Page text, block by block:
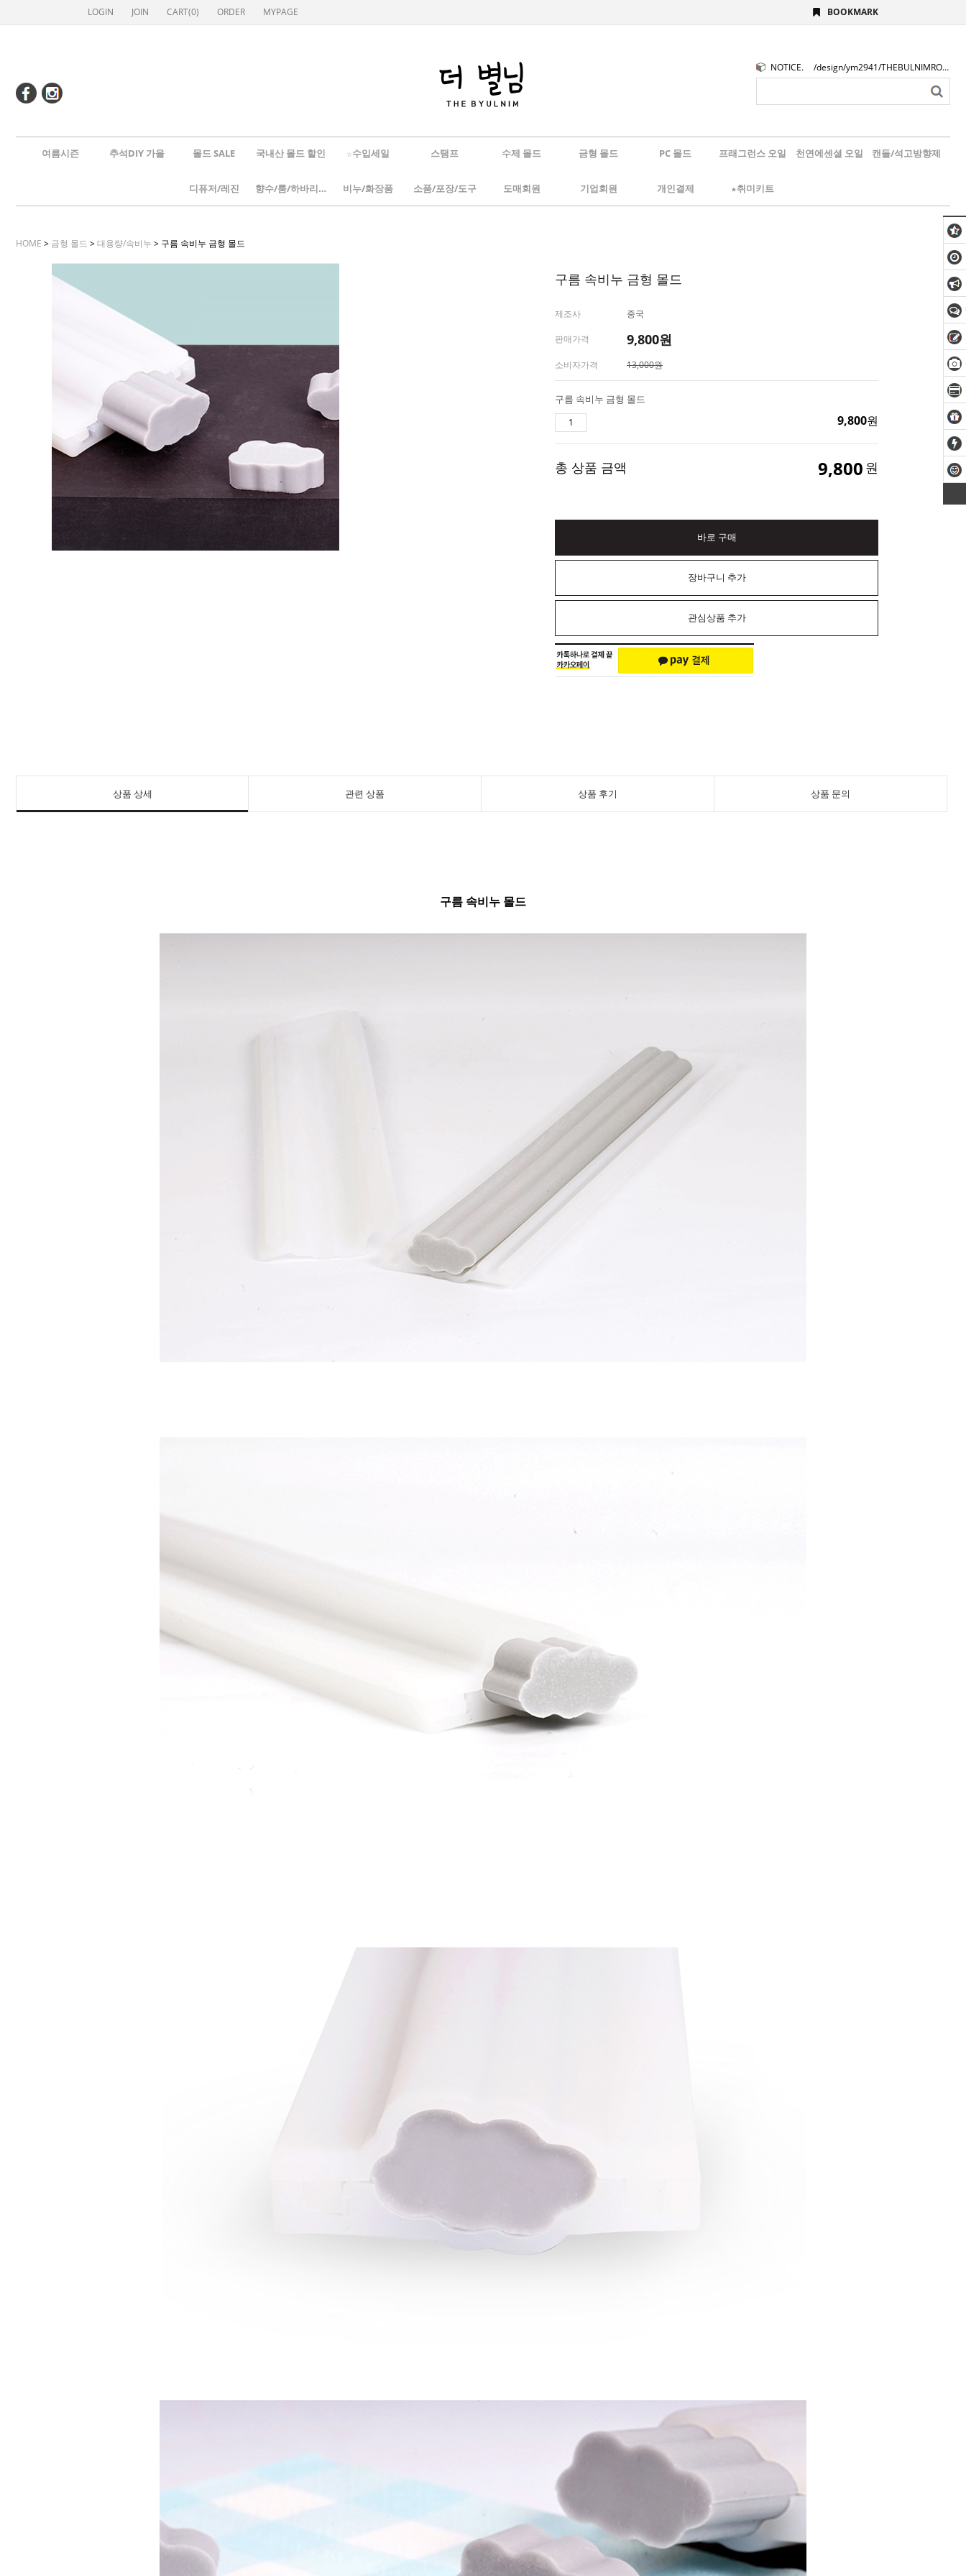
LOGIN JOIN CART(0) ORDER MYPAGE BOOKMARK
NOTICE. /design/ym2941/THEBULNIMROGO.png
여름시즌 추석DIY 가을 몰드 SALE 국내산 몰드 할인 ☆수입세일 스탬프 수제 몰드 금형 몰드 PC 몰드 프래그런스 오일 천연에센셜 오일 캔들/석고방향제
디퓨저/레진 향수/룸/하바리움 비누/화장품 소품/포장/도구 도매회원 기업회원 개인결제 ★취미키트
HOME > 금형 몰드 >대용량/속비누 > 구름 속비누 금형 몰드
구름 속비누 금형 몰드
제조사 중국
판매가격 9,800원
소비자가격 13,000원
구름 속비누 금형 몰드
9,800원
총 상품 금액 9,800 원
바로 구매
장바구니 추가
관심상품 추가
상품 상세 관련 상품 상품 후기 상품 문의
구름 속비누 몰드